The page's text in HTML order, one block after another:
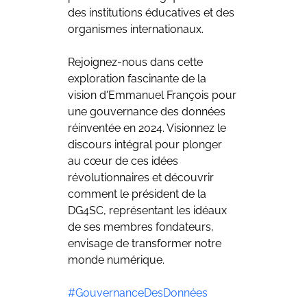
des institutions éducatives et des
organismes internationaux.
Rejoignez-nous dans cette
exploration fascinante de la
vision d'Emmanuel François pour
une gouvernance des données
réinventée en 2024. Visionnez le
discours intégral pour plonger
au cœur de ces idées
révolutionnaires et découvrir
comment le président de la
DG4SC, représentant les idéaux
de ses membres fondateurs,
envisage de transformer notre
monde numérique.
#GouvernanceDesDonnées